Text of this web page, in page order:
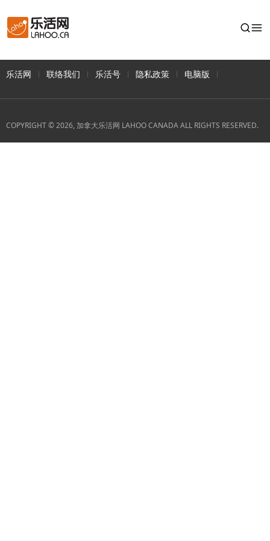
乐活网 联络我们 乐活号 隐私政策 电脑版
COPYRIGHT © 2026, 加拿大乐活网 LAHOO CANADA ALL RIGHTS RESERVED.